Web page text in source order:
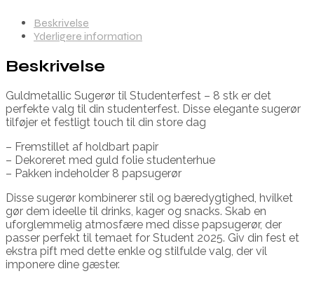
Beskrivelse
Yderligere information
Beskrivelse
Guldmetallic Sugerør til Studenterfest – 8 stk er det
perfekte valg til din studenterfest. Disse elegante sugerør
tilføjer et festligt touch til din store dag
– Fremstillet af holdbart papir
– Dekoreret med guld folie studenterhue
– Pakken indeholder 8 papsugerør
Disse sugerør kombinerer stil og bæredygtighed, hvilket
gør dem ideelle til drinks, kager og snacks. Skab en
uforglemmelig atmosfære med disse papsugerør, der
passer perfekt til temaet for Student 2025. Giv din fest et
ekstra pift med dette enkle og stilfulde valg, der vil
imponere dine gæster.